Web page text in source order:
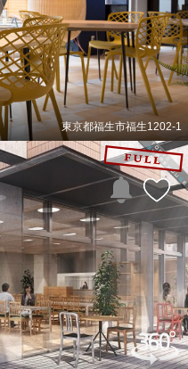
東京都福生市福生1202-1